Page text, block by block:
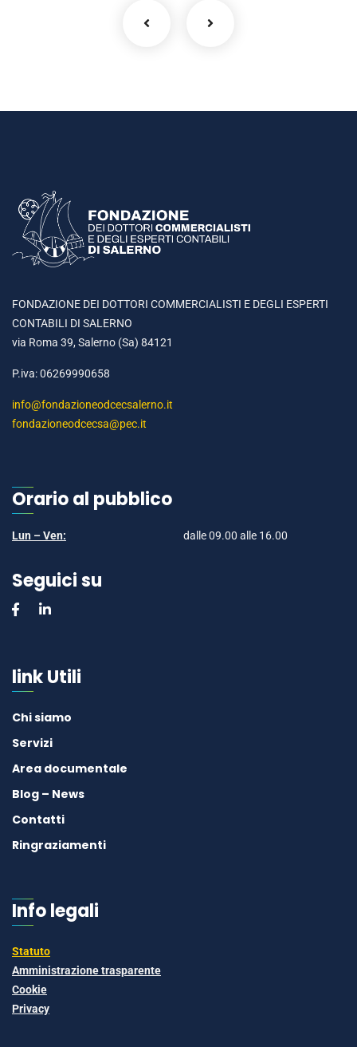
FONDAZIONE DEI DOTTORI COMMERCIALISTI E DEGLI ESPERTI
CONTABILI DI SALERNO
via Roma 39, Salerno (Sa) 84121
P.iva: 06269990658
info@fondazioneodcecsalerno.it
fondazioneodcecsa@pec.it
Orario al pubblico
Lun – Ven: dalle 09.00 alle 16.00
Seguici su
link Utili
Chi siamo
Servizi
Area documentale
Blog – News
Contatti
Ringraziamenti
Info legali
Statuto
Amministrazione trasparente
Cookie
Privacy